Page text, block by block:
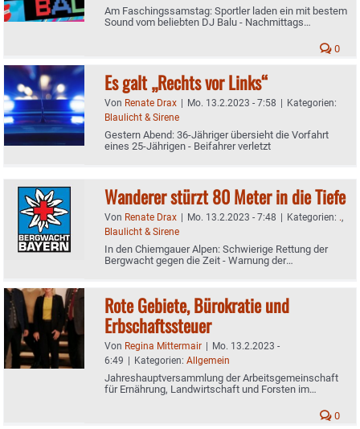
Am Faschingssamstag: Sportler laden ein mit bestem
Sound vom beliebten DJ Balu - Nachmittags
0
Es galt „Rechts vor Links“
Von Renate Drax | Mo. 13.2.2023 - 7:58 | Kategorien:
Blaulicht & Sirene
Gestern Abend: 36-Jähriger übersieht die Vorfahrt
eines 25-Jährigen - Beifahrer verletzt
Wanderer stürzt 80 Meter in die Tiefe
Von Renate Drax | Mo. 13.2.2023 - 7:48 | Kategorien: .,
Blaulicht & Sirene
In den Chiemgauer Alpen: Schwierige Rettung der
Bergwacht gegen die Zeit - Warnung der
Rote Gebiete, Bürokratie und
Erbschaftssteuer
Von Regina Mittermair | Mo. 13.2.2023 -
6:49 | Kategorien: Allgemein
Jahreshauptversammlung der Arbeitsgemeinschaft
für Ernährung, Landwirtschaft und Forsten im
0